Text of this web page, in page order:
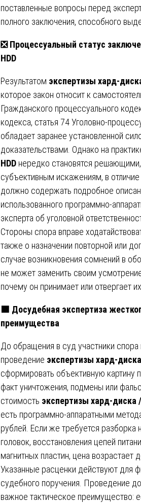
поставленные вопросы перед
полного заключения, способного
❎Процессуальный статус
HDD
Результатом экспертизы хард-
которое закон относит к
Гражданского процессуального
кодекса, статья 74 Уголовно-
обладает заранее установленной
доказательствами. Однако на
HDD нередко становятся
субъективным искажениям, в
должно содержать подробное
использованного программно-
эксперта об уголовной
Стороны спора вправе
также о назначении повторной или
случае возникновения сомнений в
не может заменить своим
почему он принимает или отвергает их.
🟩 Досудебная экспертиза
преимущества
До обращения в суд участники
проведение экспертизы хард-
сформировать объективную картину
факт уничтожения, подмены или
стоимость экспертизы хард-диска
есть программно-аппаратными
рублей. Если же требуется
головок, восстановления цепей
магнитных пластин, цена
Указанные расценки действуют для
судебного поручения. Проведение
важное тактическое преимущество: